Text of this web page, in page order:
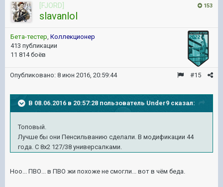
153
[FJORD]
slavanlol
Бета-тестер Коллекционер
413 публикации
11 814 боёв
#15
Опубликовано: 8 июн 2016, 20:59:44
В 08.06.2016 в 20:57:28 пользователь Under9 сказал:
Топовый.
Лучше бы они Пенсильванию сделали. В модификации 44
года. С 8х2 127/38 универсалками.
Ноо... ПВО... в ПВО жи похоже не смогли... вот в чём беда.